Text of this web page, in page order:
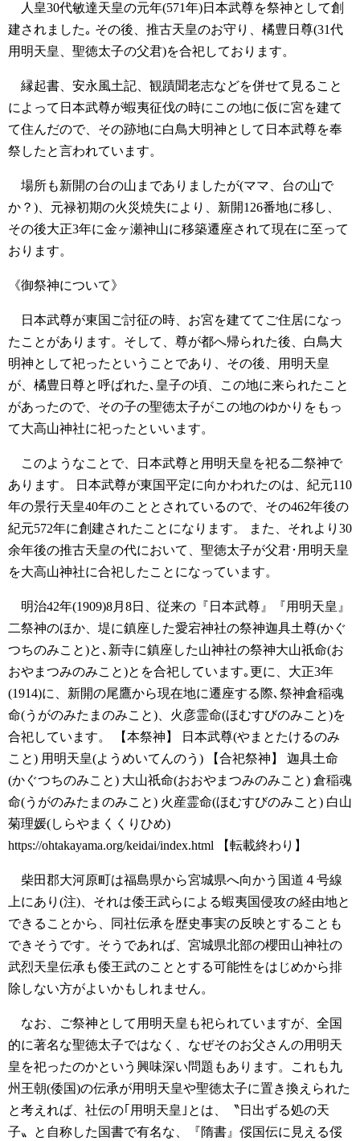
人皇30代敏達天皇の元年(571年)日本武尊を祭神として創
建されました｡ その後、推古天皇のお守り、橘豊日尊(31代
用明天皇、聖徳太子の父君)を合祀しております。
縁起書、安永風土記、観蹟聞老志などを併せて見ること
によって日本武尊が蝦夷征伐の時にこの地に仮に宮を建て
て住んだので、その跡地に白鳥大明神として日本武尊を奉
祭したと言われています。
場所も新開の台の山までありましたが(ママ、台の山で
か？)、元禄初期の火災焼失により、新開126番地に移し、
その後大正3年に金ヶ瀬神山に移築遷座されて現在に至って
おります。
《御祭神について》
日本武尊が東国ご討征の時、お宮を建ててご住居になっ
たことがあります。そして、尊が都へ帰られた後、白鳥大
明神として祀ったということであり、その後、用明天皇
が、橘豊日尊と呼ばれた､皇子の頃、この地に来られたこと
があったので、その子の聖徳太子がこの地のゆかりをもっ
て大高山神社に祀ったといいます。
このようなことで、日本武尊と用明天皇を祀る二祭神で
あります。
日本武尊が東国平定に向かわれたのは、紀元110
年の景行天皇40年のこととされているので、その462年後の
紀元572年に創建されたことになります。
また、それより30
余年後の推古天皇の代において、聖徳太子が父君･用明天皇
を大高山神社に合祀したことになっています。
明治42年(1909)8月8日、従来の『日本武尊』『用明天皇』
二祭神のほか、堤に鎮座した愛宕神社の祭神迦具土尊(かぐ
つちのみこと)と､新寺に鎮座した山神社の祭神大山祇命(お
おやまつみのみこと)とを合祀しています｡更に、大正3年
(1914)に、新開の尾鷹から現在地に遷座する際､祭神倉稲魂
命(うがのみたまのみこと)、火彦霊命(ほむすびのみこと)を
合祀しています。
【本祭神】
日本武尊(やまとたけるのみ
こと) 用明天皇(ようめいてんのう) 【合祀祭神】
迦具土命
(かぐつちのみこと) 大山祇命(おおやまつみのみこと) 倉稲魂
命(うがのみたまのみこと) 火産霊命(ほむすびのみこと) 白山
菊理媛(しらやまくくりひめ)
https://ohtakayama.org/keidai/index.html 【転載終わり】
柴田郡大河原町は福島県から宮城県へ向かう国道４号線
上にあり(注)、それは倭王武らによる蝦夷国侵攻の経由地と
できることから、同社伝承を歴史事実の反映とすることも
できそうです。そうであれば、宮城県北部の櫻田山神社の
武烈天皇伝承も倭王武のこととする可能性をはじめから排
除しない方がよいかもしれません。
なお、ご祭神として用明天皇も祀られていますが、全国
的に著名な聖徳太子ではなく、なぜそのお父さんの用明天
皇を祀ったのかという興味深い問題もあります。これも九
州王朝(倭国)の伝承が用明天皇や聖徳太子に置き換えられた
と考えれば、社伝の｢用明天皇｣とは、〝日出ずる処の天
子〟と自称した国書で有名な、『隋書』俀国伝に見える俀